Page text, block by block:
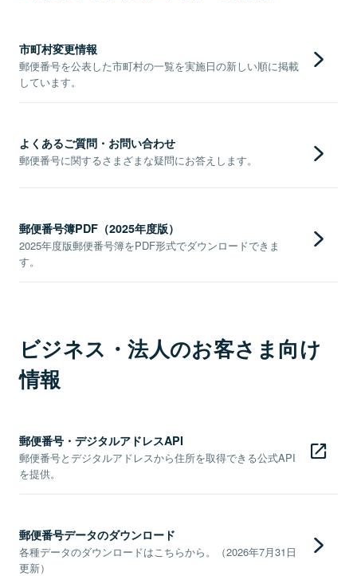
市町村変更情報
郵便番号を公表した市町村の一覧を実施日の新しい順に掲載
しています。
よくあるご質問・お問い合わせ
郵便番号に関するさまざまな疑問にお答えします。
郵便番号簿PDF（2025年度版）
2025年度版郵便番号簿をPDF形式でダウンロードできま
す。
ビジネス・法人のお客さま向け
情報
郵便番号・デジタルアドレスAPI
郵便番号とデジタルアドレスから住所を取得できる公式API
を提供。
郵便番号データのダウンロード
各種データのダウンロードはこちらから。（2026年7月31日
更新）